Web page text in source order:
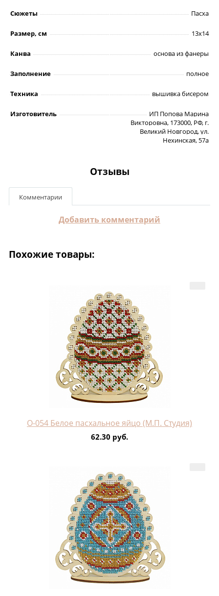
Сюжеты Пасха
Размер, см 13х14
Канва основа из фанеры
Заполнение полное
Техника вышивка бисером
Изготовитель
ИП Попова Марина
Викторовна, 173000, РФ, г.
Великий Новгород, ул.
Нехинская, 57а
Отзывы
Комментарии
Добавить комментарий
Похожие товары:
О-054 Белое пасхальное яйцо (М.П. Студия)
62.30 руб.